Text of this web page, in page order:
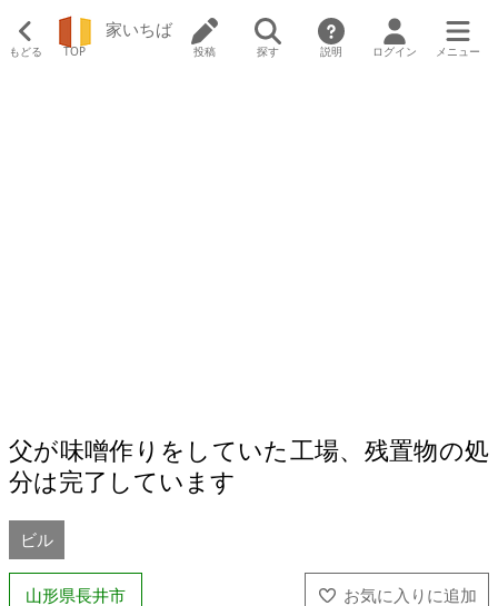
もどる TOP
家いちば
投稿 探す 説明 ログイン メニュー
父が味噌作りをしていた工場、残置物の処
分は完了しています
ビル
山形県長井市